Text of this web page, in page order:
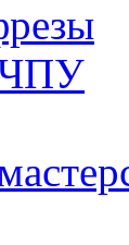
ЧПУ